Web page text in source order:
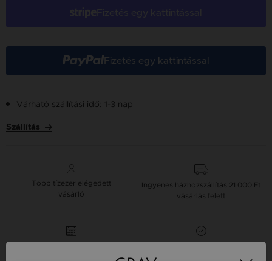
Fizetés egy kattintással
Várható szállítási idő: 1-3 nap
Szállítás
Több tízezer elégedett
vásárló
Ingyenes házhozszállítás 21 000 Ft
vásárlás felett